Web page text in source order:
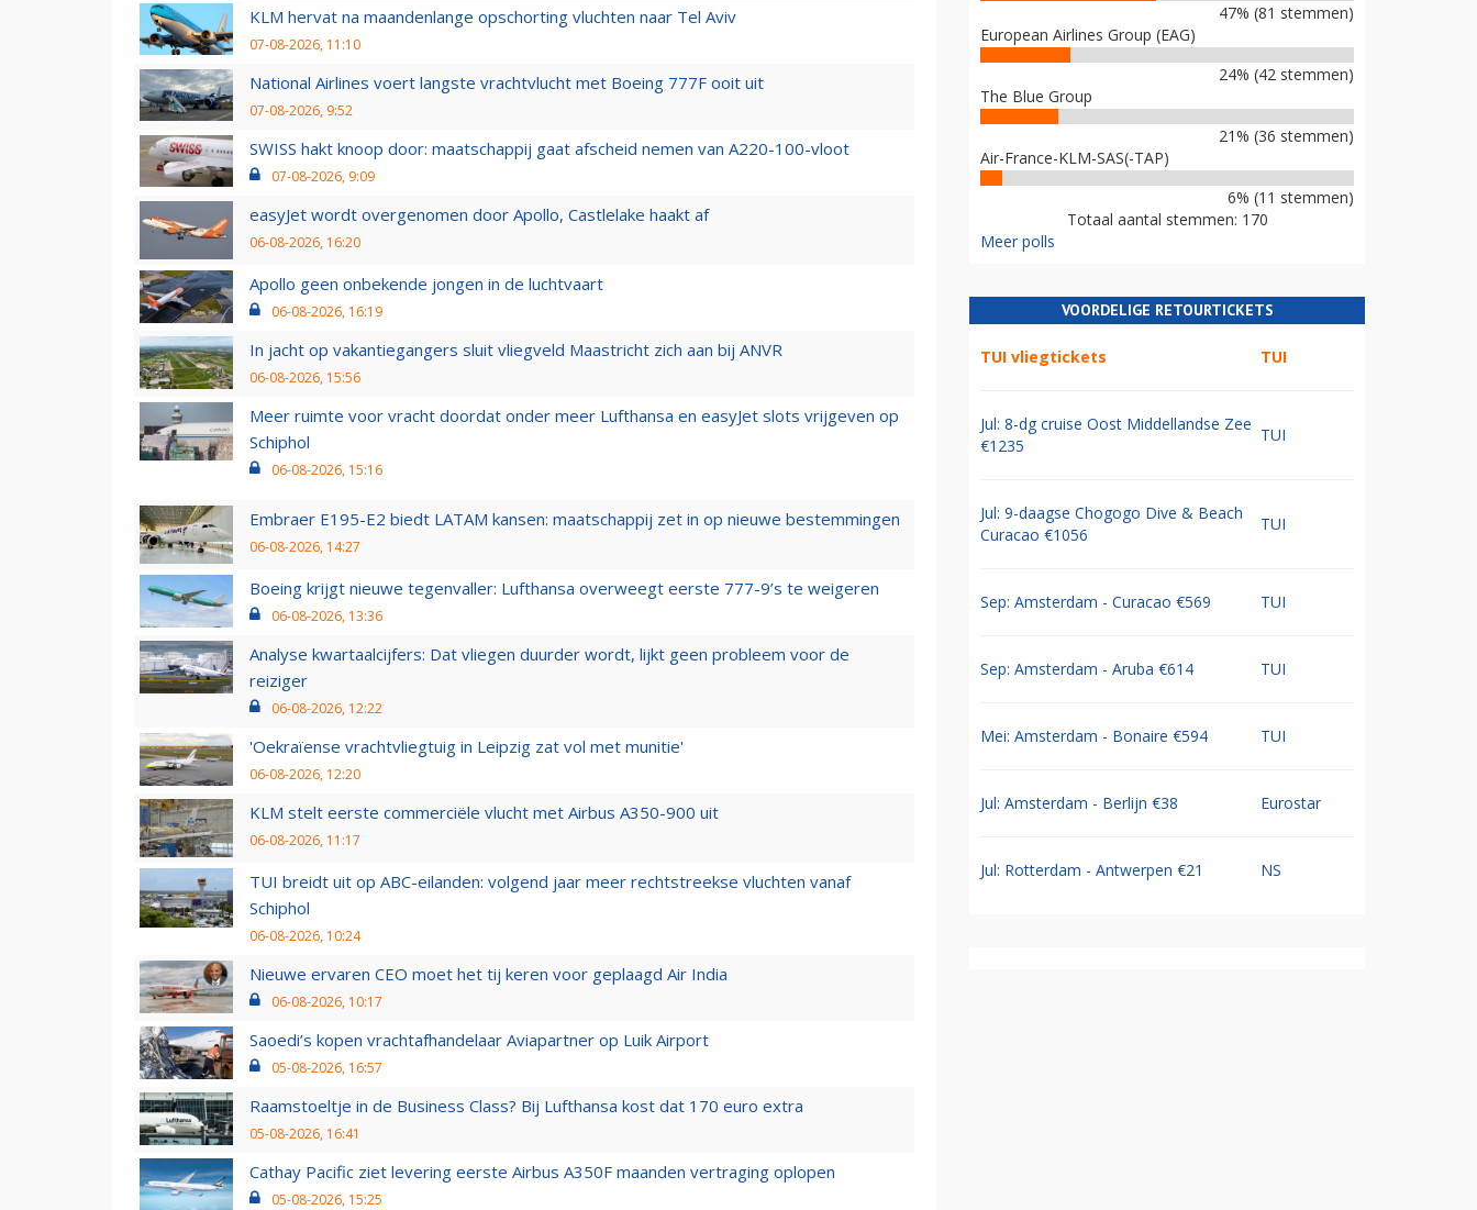
KLM hervat na maandenlange opschorting vluchten naar Tel Aviv
07-08-2026, 11:10
National Airlines voert langste vrachtvlucht met Boeing 777F ooit uit
07-08-2026, 9:52
SWISS hakt knoop door: maatschappij gaat afscheid nemen van A220-100-vloot
07-08-2026, 9:09
easyJet wordt overgenomen door Apollo, Castlelake haakt af
06-08-2026, 16:20
Apollo geen onbekende jongen in de luchtvaart
06-08-2026, 16:19
In jacht op vakantiegangers sluit vliegveld Maastricht zich aan bij ANVR
06-08-2026, 15:56
Meer ruimte voor vracht doordat onder meer Lufthansa en easyJet slots vrijgeven op
Schiphol
06-08-2026, 15:16
Embraer E195-E2 biedt LATAM kansen: maatschappij zet in op nieuwe bestemmingen
06-08-2026, 14:27
Boeing krijgt nieuwe tegenvaller: Lufthansa overweegt eerste 777-9’s te weigeren
06-08-2026, 13:36
Analyse kwartaalcijfers: Dat vliegen duurder wordt, lijkt geen probleem voor de
reiziger
06-08-2026, 12:22
'Oekraïense vrachtvliegtuig in Leipzig zat vol met munitie'
06-08-2026, 12:20
KLM stelt eerste commerciële vlucht met Airbus A350-900 uit
06-08-2026, 11:17
TUI breidt uit op ABC-eilanden: volgend jaar meer rechtstreekse vluchten vanaf
Schiphol
06-08-2026, 10:24
Nieuwe ervaren CEO moet het tij keren voor geplaagd Air India
06-08-2026, 10:17
Saoedi’s kopen vrachtafhandelaar Aviapartner op Luik Airport
05-08-2026, 16:57
Raamstoeltje in de Business Class? Bij Lufthansa kost dat 170 euro extra
05-08-2026, 16:41
Cathay Pacific ziet levering eerste Airbus A350F maanden vertraging oplopen
05-08-2026, 15:25
47% (81 stemmen)
European Airlines Group (EAG)
24% (42 stemmen)
The Blue Group
21% (36 stemmen)
Air-France-KLM-SAS(-TAP)
6% (11 stemmen)
Totaal aantal stemmen: 170
Meer polls
VOORDELIGE RETOURTICKETS
TUI vliegtickets TUI
Jul: 8-dg cruise Oost Middellandse Zee
€1235
TUI
Jul: 9-daagse Chogogo Dive & Beach
Curacao €1056
TUI
Sep: Amsterdam - Curacao €569 TUI
Sep: Amsterdam - Aruba €614 TUI
Mei: Amsterdam - Bonaire €594 TUI
Jul: Amsterdam - Berlijn €38 Eurostar
Jul: Rotterdam - Antwerpen €21 NS